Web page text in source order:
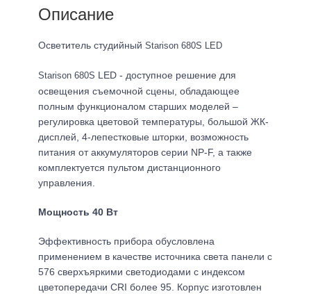
Описание
Осветитель студийный Starison 680S LED
Starison 680S LED - доступное решение для
освещения съемочной сцены, обладающее
полным функционалом старших моделей –
регулировка цветовой температуры, большой ЖК-
дисплей, 4-лепестковые шторки, возможность
питания от аккумуляторов серии NP-F, а также
комплектуется пультом дистанционного
управления.
Мощность 40 Вт
Эффективность прибора обусловлена
применением в качестве источника света панели с
576 сверхъяркими светодиодами с индексом
цветопередачи CRI более 95. Корпус изготовлен